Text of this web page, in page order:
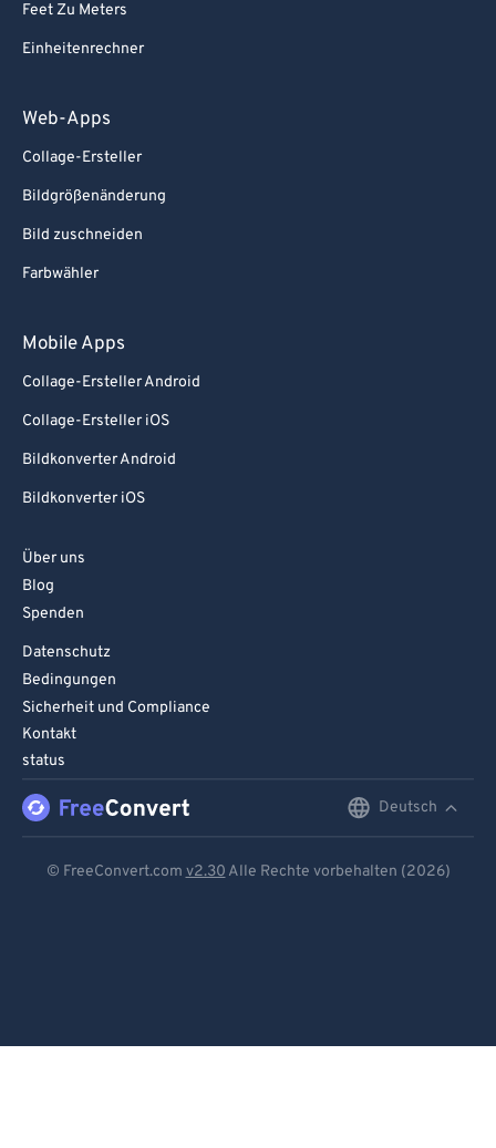
Feet Zu Meters
Einheitenrechner
Web-Apps
Collage-Ersteller
Bildgrößenänderung
Bild zuschneiden
Farbwähler
Mobile Apps
Collage-Ersteller Android
Collage-Ersteller iOS
Bildkonverter Android
Bildkonverter iOS
Über uns
Blog
Spenden
Datenschutz
Bedingungen
Sicherheit und Compliance
Kontakt
status
Deutsch
© FreeConvert.com v2.30 Alle Rechte vorbehalten (2026)